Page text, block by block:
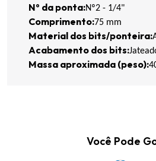
Nº da ponta:Nº2 - 1/4"
Comprimento:75 mm
Material dos bits/ponteira:
Acabamento dos bits:
Massa aproximada (peso):
Você Pode